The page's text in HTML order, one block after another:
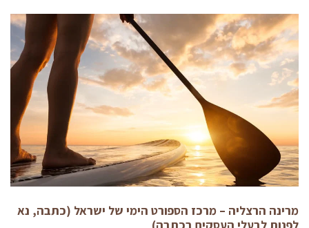
מרינה הרצליה – מרכז הספורט הימי של ישראל (כתבה, נא